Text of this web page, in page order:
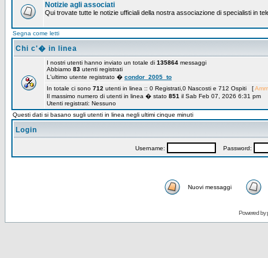
Notizie agli associati
Qui trovate tutte le notizie ufficiali della nostra associazione di specialisti in
Segna come letti
Chi c'� in linea
I nostri utenti hanno inviato un totale di 135864 messaggi
Abbiamo 83 utenti registrati
L'ultimo utente registrato � condor_2005_to
In totale ci sono 712 utenti in linea :: 0 Registrati,0 Nascosti e 712 Ospiti [
Il massimo numero di utenti in linea � stato 851 il Sab Feb 07, 2026 6:31 pm
Utenti registrati: Nessuno
Questi dati si basano sugli utenti in linea negli ultimi cinque minuti
Login
Username: Password:
Nuovi messaggi
Powered by